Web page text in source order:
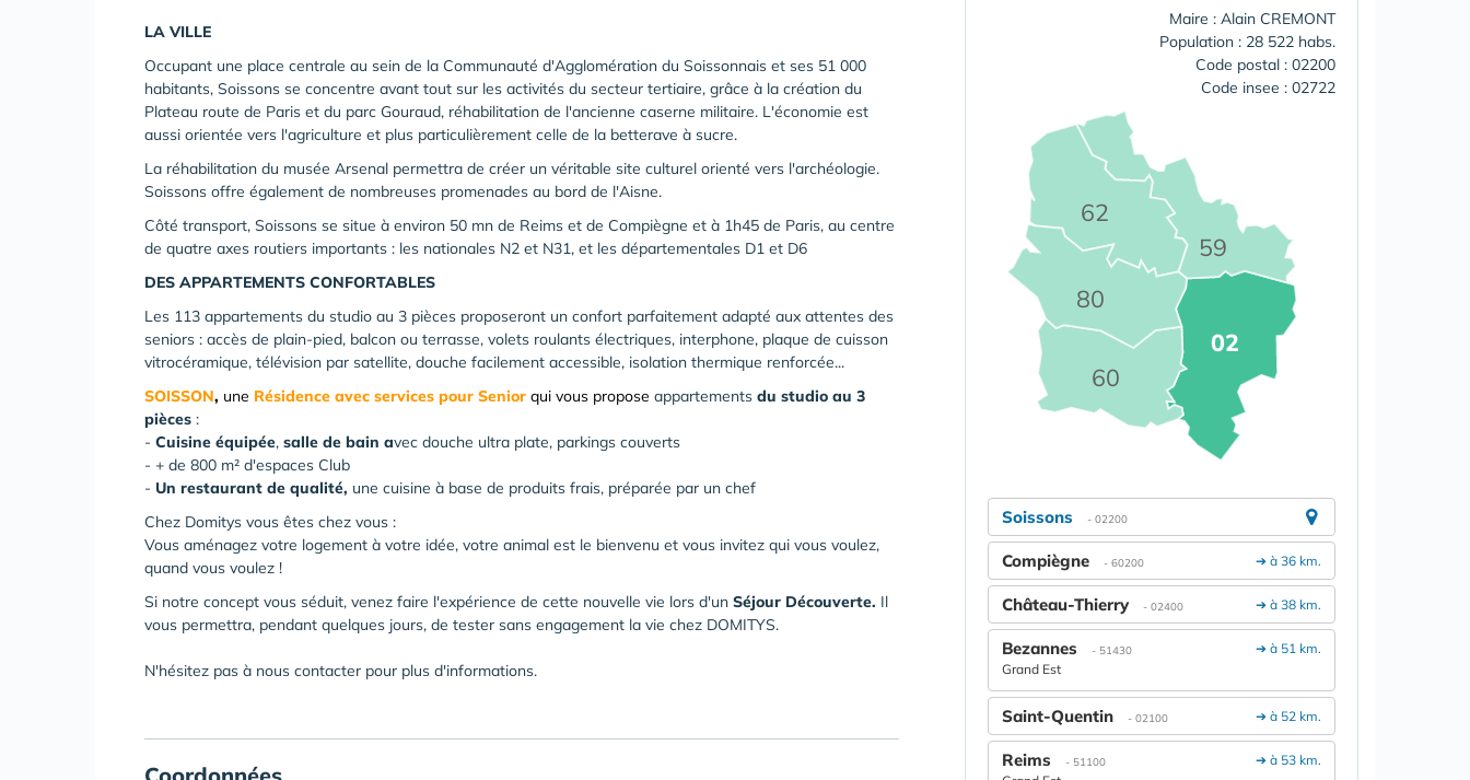
LA VILLE
Occupant une place centrale au sein de la Communauté d'Agglomération du Soissonnais et ses 51 000
habitants, Soissons se concentre avant tout sur les activités du secteur tertiaire, grâce à la création du
Plateau route de Paris et du parc Gouraud, réhabilitation de l'ancienne caserne militaire. L'économie est
aussi orientée vers l'agriculture et plus particulièrement celle de la betterave à sucre.
La réhabilitation du musée Arsenal permettra de créer un véritable site culturel orienté vers l'archéologie.
Soissons offre également de nombreuses promenades au bord de l'Aisne.
Côté transport, Soissons se situe à environ 50 mn de Reims et de Compiègne et à 1h45 de Paris, au centre
de quatre axes routiers importants : les nationales N2 et N31, et les départementales D1 et D6
DES APPARTEMENTS CONFORTABLES
Les 113 appartements du studio au 3 pièces proposeront un confort parfaitement adapté aux attentes des
seniors : accès de plain-pied, balcon ou terrasse, volets roulants électriques, interphone, plaque de cuisson
vitrocéramique, télévision par satellite, douche facilement accessible, isolation thermique renforcée...
SOISSON, une Résidence avec services pour Senior qui vous propose appartements du studio au 3
pièces :
- Cuisine équipée, salle de bain avec douche ultra plate, parkings couverts
- + de 800 m² d'espaces Club
- Un restaurant de qualité, une cuisine à base de produits frais, préparée par un chef
Chez Domitys vous êtes chez vous :
Vous aménagez votre logement à votre idée, votre animal est le bienvenu et vous invitez qui vous voulez,
quand vous voulez !
Si notre concept vous séduit, venez faire l'expérience de cette nouvelle vie lors d'un Séjour Découverte. Il
vous permettra, pendant quelques jours, de tester sans engagement la vie chez DOMITYS.
N'hésitez pas à nous contacter pour plus d'informations.
Maire : Alain CREMONT
Population : 28 522 habs.
Code postal : 02200
Code insee : 02722
02
59
60
62
80
Soissons - 02200
➔ à 36 km.
Compiègne - 60200
➔ à 38 km.
Château-Thierry - 02400
➔ à 51 km.
Bezannes - 51430
Grand Est
➔ à 52 km.
Saint-Quentin - 02100
➔ à 53 km.
Reims - 51100